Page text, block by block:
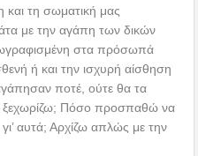
και τη σωματική μας
με την αγάπη των δικών
στα πρόσωπά
ή και την ισχυρή αίσθηση
ποτέ, ούτε θα τα
Πόσο προσπαθώ να
αυτά; Αρχίζω απλώς με την